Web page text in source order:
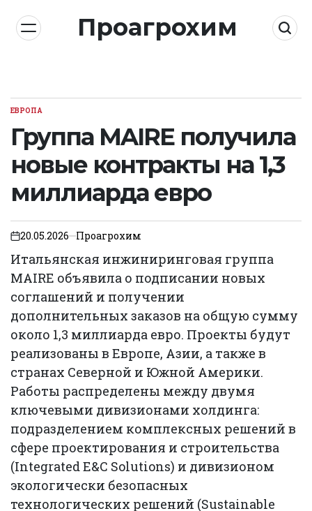
content
Проагрохим
POSTED
ЕВРОПА
Группа MAIRE получила
новые контракты на 1,3
миллиарда евро
on20.05.2026 Проагрохим
Итальянская инжиниринговая группа
MAIRE объявила о подписании новых
соглашений и получении
дополнительных заказов на общую сумму
около 1,3 миллиарда евро. Проекты будут
реализованы в Европе, Азии, а также в
странах Северной и Южной Америки.
Работы распределены между двумя
ключевыми дивизионами холдинга:
подразделением комплексных решений в
сфере проектирования и строительства
(Integrated E&C Solutions) и дивизионом
экологически безопасных
технологических решений (Sustainable